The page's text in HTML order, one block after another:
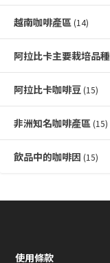
越南咖啡產區 (14)
阿拉比卡主要栽培品種
阿拉比卡咖啡豆 (15)
非洲知名咖啡產區 (15)
飲品中的咖啡因 (15)
使用條款